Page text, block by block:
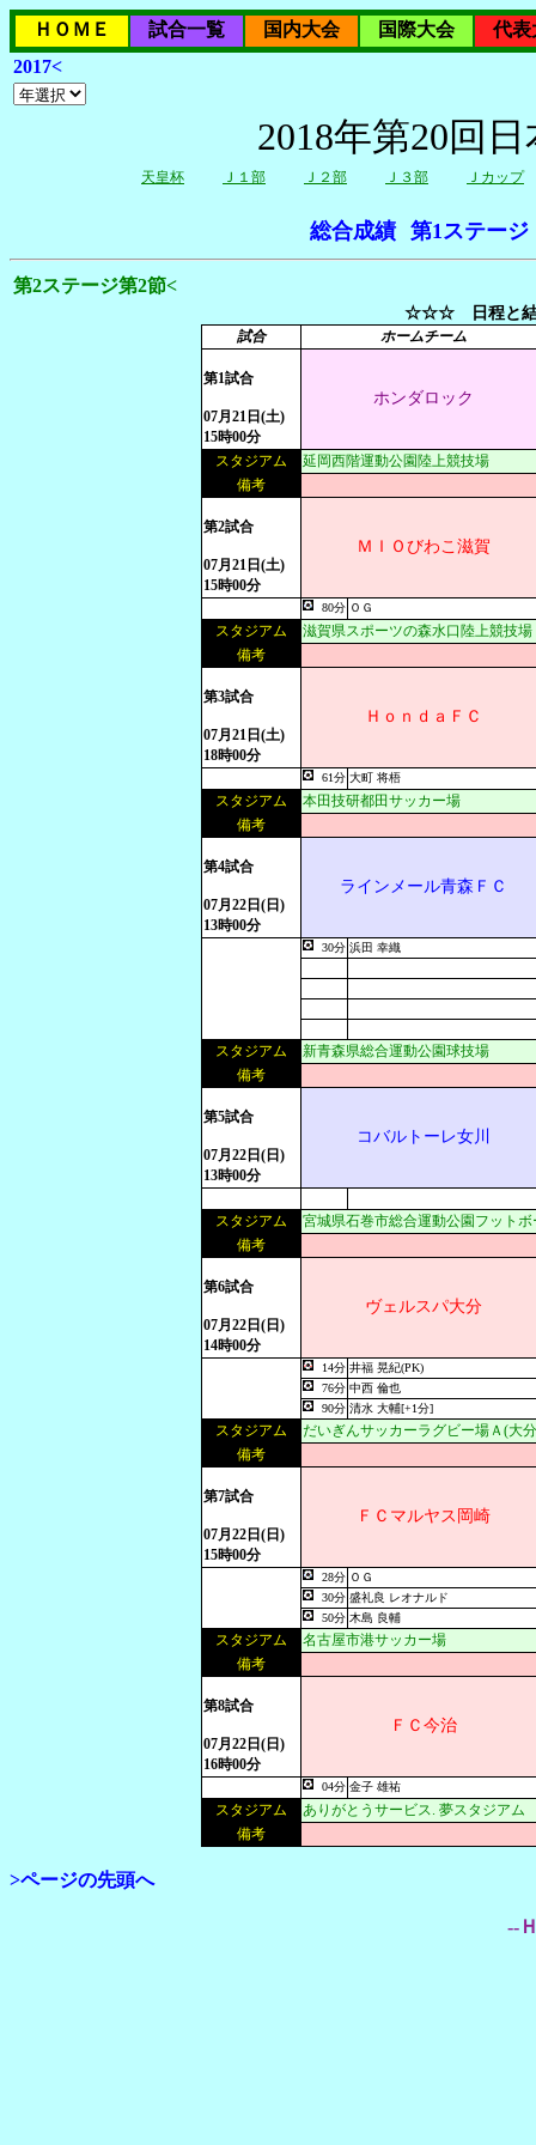
ＨＯＭＥ 試合一覧 国内大会 国際大会
代表
2017<
2018年第20回
天皇杯 Ｊ１部 Ｊ２部 Ｊ３部 Ｊカップ
総合成績 第1ステージ
第2ステージ第2節<
☆☆☆ 日程と結
試合 ホームチーム
第1試合
07月21日(土)
15時00分
ホンダロック
スタジアム
延岡西階運動公園陸上競技場
備考
第2試合
07月21日(土)
15時00分
ＭＩＯびわこ滋賀
80分 ＯＧ
スタジアム
滋賀県スポーツの森水口陸上競技場
備考
第3試合
07月21日(土)
18時00分
ＨｏｎｄａＦＣ
61分 大町 将梧
スタジアム
本田技研都田サッカー場
備考
第4試合
07月22日(日)
13時00分
ラインメール青森ＦＣ
30分 浜田 幸織
スタジアム
新青森県総合運動公園球技場
備考
第5試合
07月22日(日)
13時00分
コバルトーレ女川
スタジアム
宮城県石巻市総合運動公園フットボ
備考
第6試合
07月22日(日)
14時00分
ヴェルスパ大分
14分 井福 晃紀(PK)
76分 中西 倫也
90分 清水 大輔[+1分]
スタジアム
だいぎんサッカーラグビー場Ａ(大
備考
第7試合
07月22日(日)
15時00分
ＦＣマルヤス岡崎
28分 ＯＧ
30分 盛礼良 レオナルド
50分 木島 良輔
スタジアム
名古屋市港サッカー場
備考
第8試合
07月22日(日)
16時00分
ＦＣ今治
04分 金子 雄祐
スタジアム
ありがとうサービス. 夢スタジアム
備考
>ページの先頭へ
--